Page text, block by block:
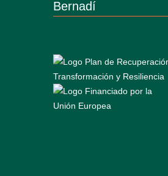
Bernadí